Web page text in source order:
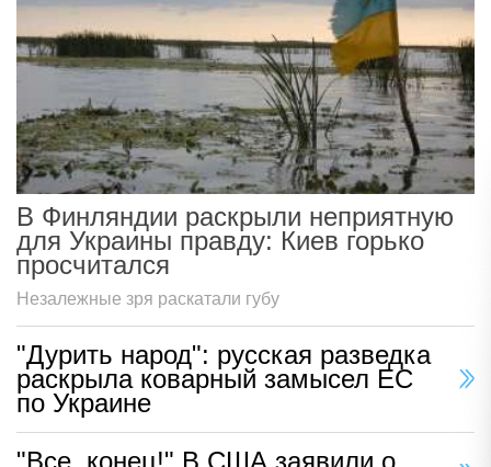
В Финляндии раскрыли неприятную
для Украины правду: Киев горько
просчитался
Незалежные зря раскатали губу
"Дурить народ": русская разведка
раскрыла коварный замысел ЕС
по Украине